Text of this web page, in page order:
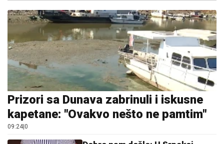
Prizori sa Dunava zabrinuli i iskusne
kapetane: "Ovakvo nešto ne pamtim"
09:24 0